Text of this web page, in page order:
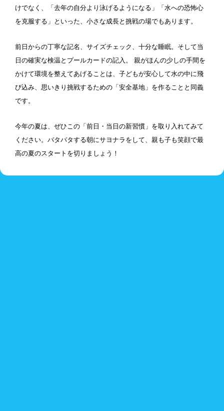
けでなく、「去年の自分より泳げるようになる」「水への恐怖心
を克服する」といった、小さな成長と挑戦の場でもあります。
前日からの丁寧な記名、サイズチェック、十分な睡眠。そして当
日の確実な検温とプールカードの記入。 親がほんの少しの手間を
かけて環境を整えてあげることは、子どもが安心して水の中に飛
び込み、思いきり挑戦するための「安全基地」を作ることと同義
です。
今年の夏は、ぜひこの「前日・当日の新習慣」を取り入れてみて
ください。バタバタする朝にサヨナラをして、親も子も笑顔で最
高の夏のスタートを切りましょう！